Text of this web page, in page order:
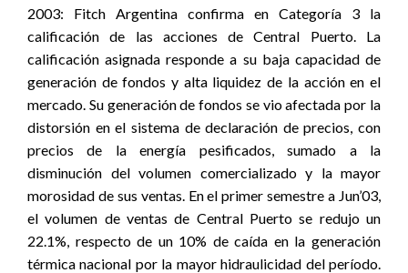
2003: Fitch Argentina confirma en Categoría 3 la
calificación de las acciones de Central Puerto. La
calificación asignada responde a su baja capacidad de
generación de fondos y alta liquidez de la acción en el
mercado. Su generación de fondos se vio afectada por la
distorsión en el sistema de declaración de precios, con
precios de la energía pesificados, sumado a la
disminución del volumen comercializado y la mayor
morosidad de sus ventas. En el primer semestre a Jun’03,
el volumen de ventas de Central Puerto se redujo un
22.1%, respecto de un 10% de caída en la generación
térmica nacional por la mayor hidraulicidad del período.